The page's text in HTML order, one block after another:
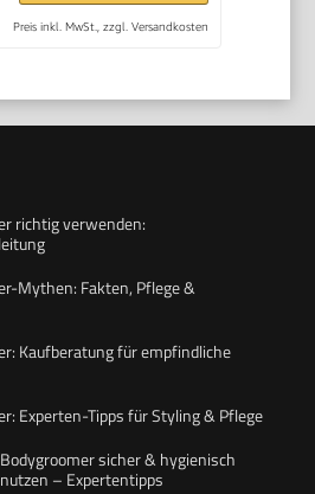
Preis inkl. MwSt., zzgl. Versandkosten
richtig verwenden:
Mythen: Fakten, Pflege &
Kaufberatung für empfindliche
Experten-Tipps für Styling & Pflege
Bodygroomer sicher & hygienisch
nutzen – Expertentipps